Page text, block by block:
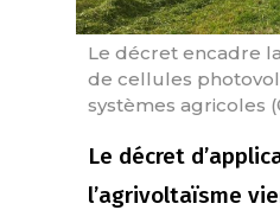
Le décret encadre
de cellules
systèmes agricoles
Le décret
l’agrivoltaïsme